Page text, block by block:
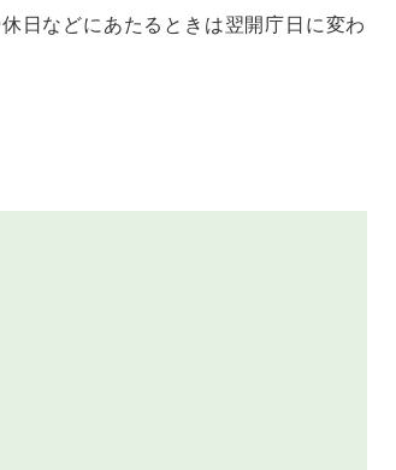
日などにあたるときは翌開庁日に変わ